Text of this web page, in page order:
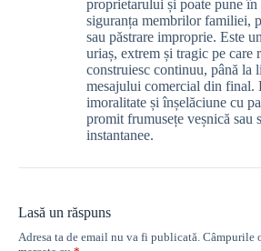
proprietarului și poate pune
siguranța membrilor familiei,
sau păstrare improprie. Este
uriaș, extrem și tragic pe care
construiesc continuu, până la
mesajului comercial din final.
imoralitate și înșelăciune cu
promit frumusețe veșnică sau
instantanee.
Lasă un răspuns
Adresa ta de email nu va fi publicată. Câmpurile